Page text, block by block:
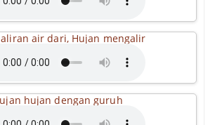
air dari, Hujan mengalir
hujan dengan guruh